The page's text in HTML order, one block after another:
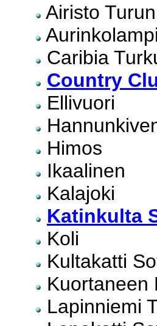
Airisto
Caribia
Country
Ellivuori
Himos
Ikaalinen
Kalajoki
Katinkulta
Koli
Kultakatti
Kuortaneen
Lapinniemi